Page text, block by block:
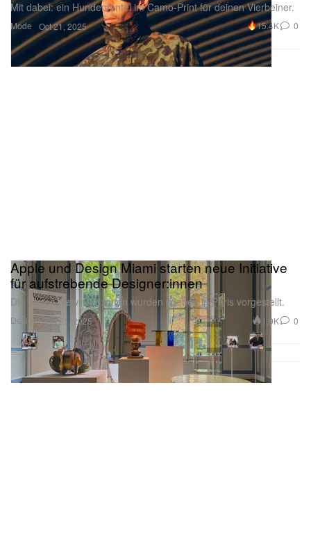
Mode
Mit dabei: ein Hundemantel im Camo-Print für deinen Vierbeiner.
Oct 21, 2025 15.4K 0
Design
Apple und Design Miami starten neue Initiative
für aufstrebende Designer:innen
Die ersten Gewinner:innen wurden soeben in Paris vorgestellt.
Oct 21, 2025 1.9K 0